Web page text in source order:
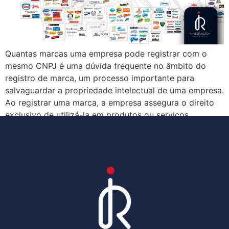
Quantas marcas uma empresa pode registrar com o
mesmo CNPJ é uma dúvida frequente no âmbito do
registro de marca, um processo importante para
salvaguardar a propriedade intelectual de uma empresa.
Ao registrar uma marca, a empresa assegura o direito
exclusivo de utilizá-la em produtos ou serviços